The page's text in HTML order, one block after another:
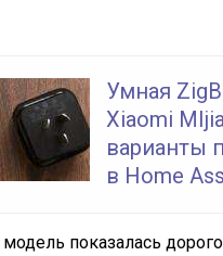
Умная
Xiaomi
варианты
в Home
показалась